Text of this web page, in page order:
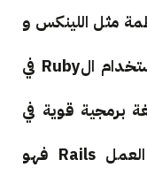
مثل اللينكس و
الويندوز و الماك أيضا ، كما يتم إستخدام الRuby في
برمجية قوية في
هذا المجال ، اما بالنسبة لإطار العمل Rails فهو